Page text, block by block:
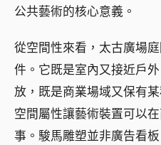
公共藝術的核心意義。
從空間性來看，太古廣場
件。它既是室內又接近戶
放，既是商業場域又保有
空間屬性讓藝術裝置可以
事。駿馬雕塑並非廣告看